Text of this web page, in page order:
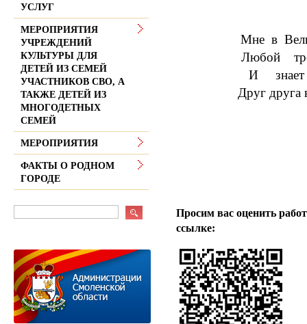
Мне в
Любой
И знает
Друг
Просим вас оценить
ссылке:
УСЛУГ
МЕРОПРИЯТИЯ
УЧРЕЖДЕНИЙ
КУЛЬТУРЫ ДЛЯ
ДЕТЕЙ ИЗ СЕМЕЙ
УЧАСТНИКОВ СВО, А
ТАКЖЕ ДЕТЕЙ ИЗ
МНОГОДЕТНЫХ
СЕМЕЙ
МЕРОПРИЯТИЯ
ФАКТЫ О РОДНОМ
ГОРОДЕ